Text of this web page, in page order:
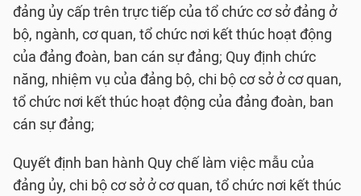
đảng ủy cấp trên trực tiếp của tổ chức cơ sở đảng ở
bộ, ngành, cơ quan, tổ chức nơi kết thúc hoạt động
của đảng đoàn, ban cán sự đảng; Quy định chức
năng, nhiệm vụ của đảng bộ, chi bộ cơ sở ở cơ quan,
tổ chức nơi kết thúc hoạt động của đảng đoàn, ban
cán sự đảng;
Quyết định ban hành Quy chế làm việc mẫu của
đảng ủy, chi bộ cơ sở ở cơ quan, tổ chức nơi kết thúc